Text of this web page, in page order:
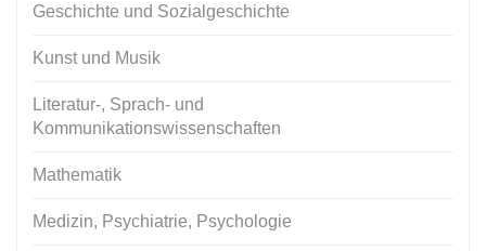
Geschichte und Sozialgeschichte
Kunst und Musik
Literatur-, Sprach- und
Kommunikationswissenschaften
Mathematik
Medizin, Psychiatrie, Psychologie